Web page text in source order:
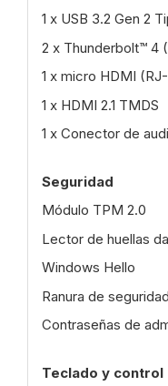
1 x USB 3.2 Gen 2
2 x Thunderbolt™ 4
1 x micro HDMI
1 x HDMI 2.1 TMDS
1 x Conector de
Seguridad
Módulo TPM 2.0
Lector de huellas
Windows Hello
Ranura de
Contraseñas de
Teclado y control